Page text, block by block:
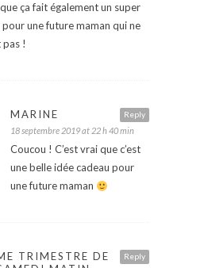
ça fait également un super
pour une future maman qui ne
pas !
Reply
MARINE
18 septembre 2019 at 22 h 40 min
Coucou ! C’est vrai que c’est
une belle idée cadeau pour
une future maman
Reply
TRIMESTRE DE